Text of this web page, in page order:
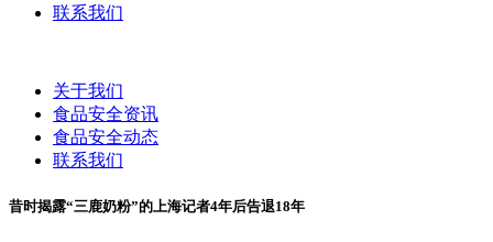
联系我们
关于我们
食品安全资讯
食品安全动态
联系我们
昔时揭露“三鹿奶粉”的上海记者4年后告退18年